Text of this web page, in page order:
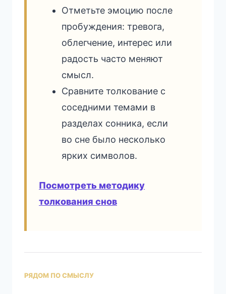
Отметьте эмоцию после
пробуждения: тревога,
облегчение, интерес или
радость часто меняют
смысл.
Сравните толкование с
соседними темами в
разделах сонника, если
во сне было несколько
ярких символов.
Посмотреть методику
толкования снов
РЯДОМ ПО СМЫСЛУ